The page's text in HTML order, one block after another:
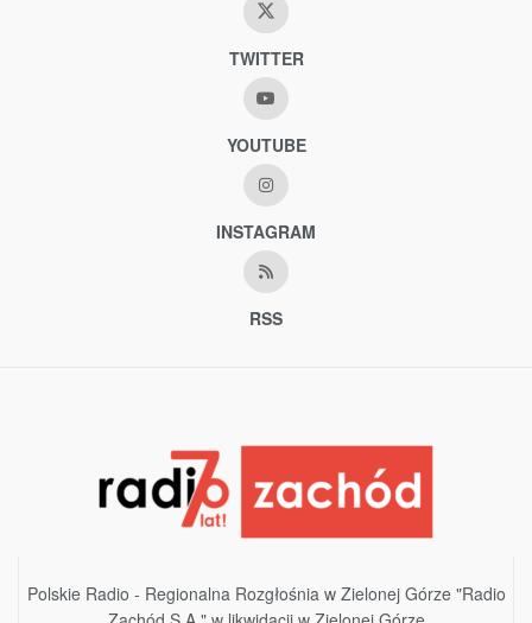
TWITTER
YOUTUBE
INSTAGRAM
RSS
Polskie Radio - Regionalna Rozgłośnia w Zielonej Górze "Radio